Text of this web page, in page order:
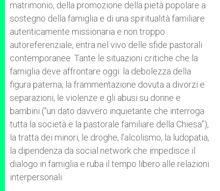
matrimonio, della promozione della pietà popolare a
sostegno della famiglia e di una spiritualità familiare
autenticamente missionaria e non troppo
autoreferenziale, entra nel vivo delle sfide pastorali
contemporanee. Tante le situazioni critiche che la
famiglia deve affrontare oggi: la debolezza della
figura paterna, la frammentazione dovuta a divorzi e
separazioni, le violenze e gli abusi su donne e
bambini (“un dato davvero inquietante che interroga
tutta la società e la pastorale familiare della Chiesa”),
la tratta dei minori, le droghe, l’alcolismo, la ludopatia,
la dipendenza da social network che impedisce il
dialogo in famiglia e ruba il tempo libero alle relazioni
interpersonali.